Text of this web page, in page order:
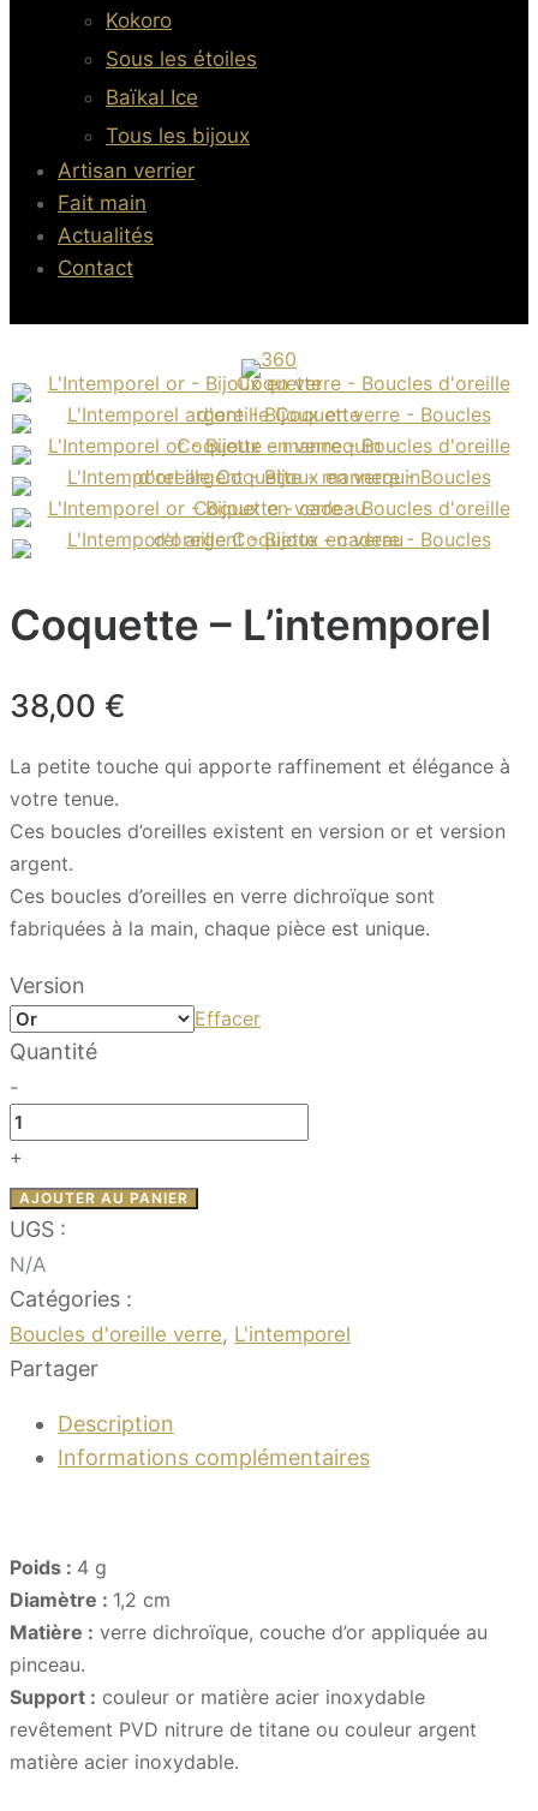
Kokoro
Sous les étoiles
Baïkal Ice
Tous les bijoux
Artisan verrier
Fait main
Actualités
Contact
Coquette – L’intemporel
38,00 €
La petite touche qui apporte raffinement et élégance à
votre tenue.
Ces boucles d’oreilles existent en version or et version
argent.
Ces boucles d’oreilles en verre dichroïque sont
fabriquées à la main, chaque pièce est unique.
Version
Effacer
Quantité
-
quantité
de
Coquette
–
+
AJOUTER AU PANIER
UGS :
N/A
Catégories :
Boucles d'oreille verre, L'intemporel
Partager
Description
Informations complémentaires
Poids : 4 g
Diamètre : 1,2 cm
Matière : verre dichroïque, couche d’or appliquée au
pinceau.
Support : couleur or matière acier inoxydable
revêtement PVD nitrure de titane ou couleur argent
matière acier inoxydable.